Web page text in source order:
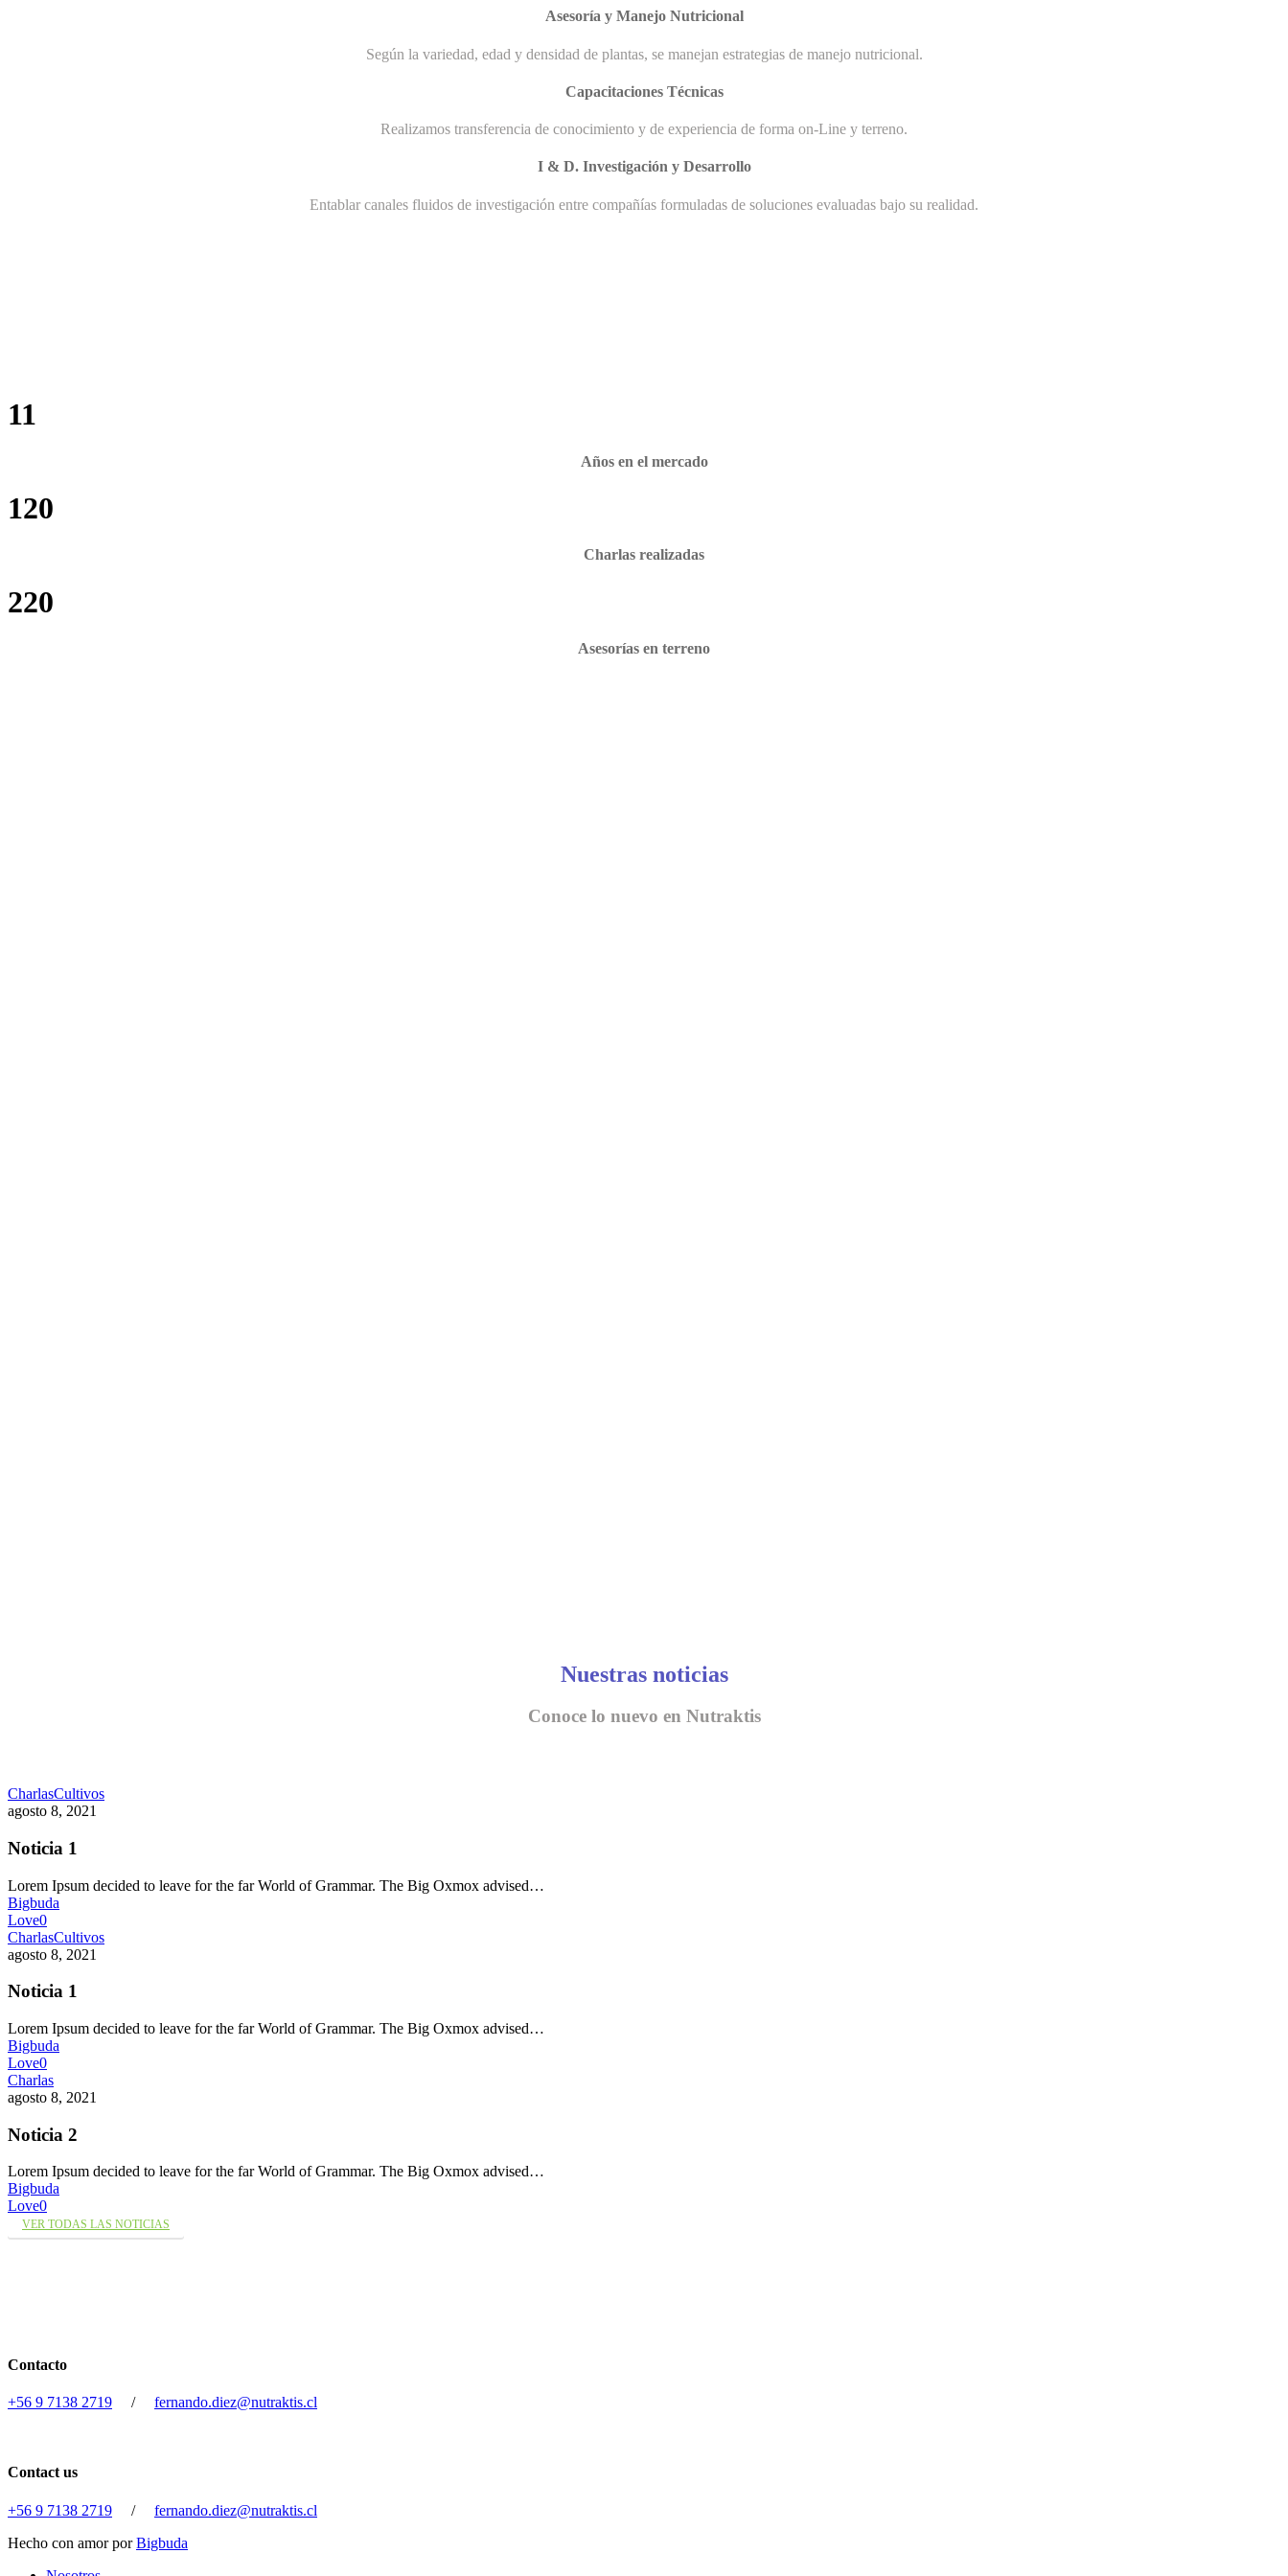
Asesoría y Manejo Nutricional
Según la variedad, edad y densidad de plantas, se manejan estrategias de manejo nutricional.
Capacitaciones Técnicas
Realizamos transferencia de conocimiento y de experiencia de forma on-Line y terreno.
I & D. Investigación y Desarrollo
Entablar canales fluidos de investigación entre compañías formuladas de soluciones evaluadas bajo su realidad.
11
Años en el mercado
120
Charlas realizadas
220
Asesorías en terreno
Nuestras noticias
Conoce lo nuevo en Nutraktis
CharlasCultivos
agosto 8, 2021
Noticia 1
Lorem Ipsum decided to leave for the far World of Grammar. The Big Oxmox advised…
Bigbuda
Love0
CharlasCultivos
agosto 8, 2021
Noticia 1
Lorem Ipsum decided to leave for the far World of Grammar. The Big Oxmox advised…
Bigbuda
Love0
Charlas
agosto 8, 2021
Noticia 2
Lorem Ipsum decided to leave for the far World of Grammar. The Big Oxmox advised…
Bigbuda
Love0
VER TODAS LAS NOTICIAS
Contacto
+56 9 7138 2719 / fernando.diez@nutraktis.cl
Contact us
+56 9 7138 2719 / fernando.diez@nutraktis.cl
Hecho con amor porBigbuda